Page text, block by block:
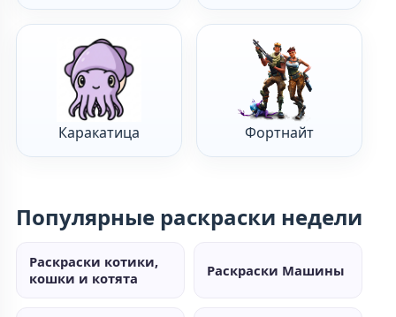
Каракатица Фортнайт
Популярные раскраски недели
Раскраски котики,
кошки и котята
Раскраски Машины